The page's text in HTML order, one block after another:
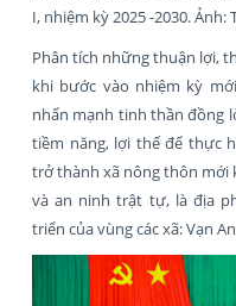
I, nhiệm kỳ 2025 -2030. Ảnh:
Phân tích những thuận lợi,
khi bước vào nhiệm kỳ
nhấn mạnh tinh thần đồng
tiềm năng, lợi thế để thực
trở thành xã nông thôn mới
và an ninh trật tự, là địa
triển của vùng các xã: Vạn